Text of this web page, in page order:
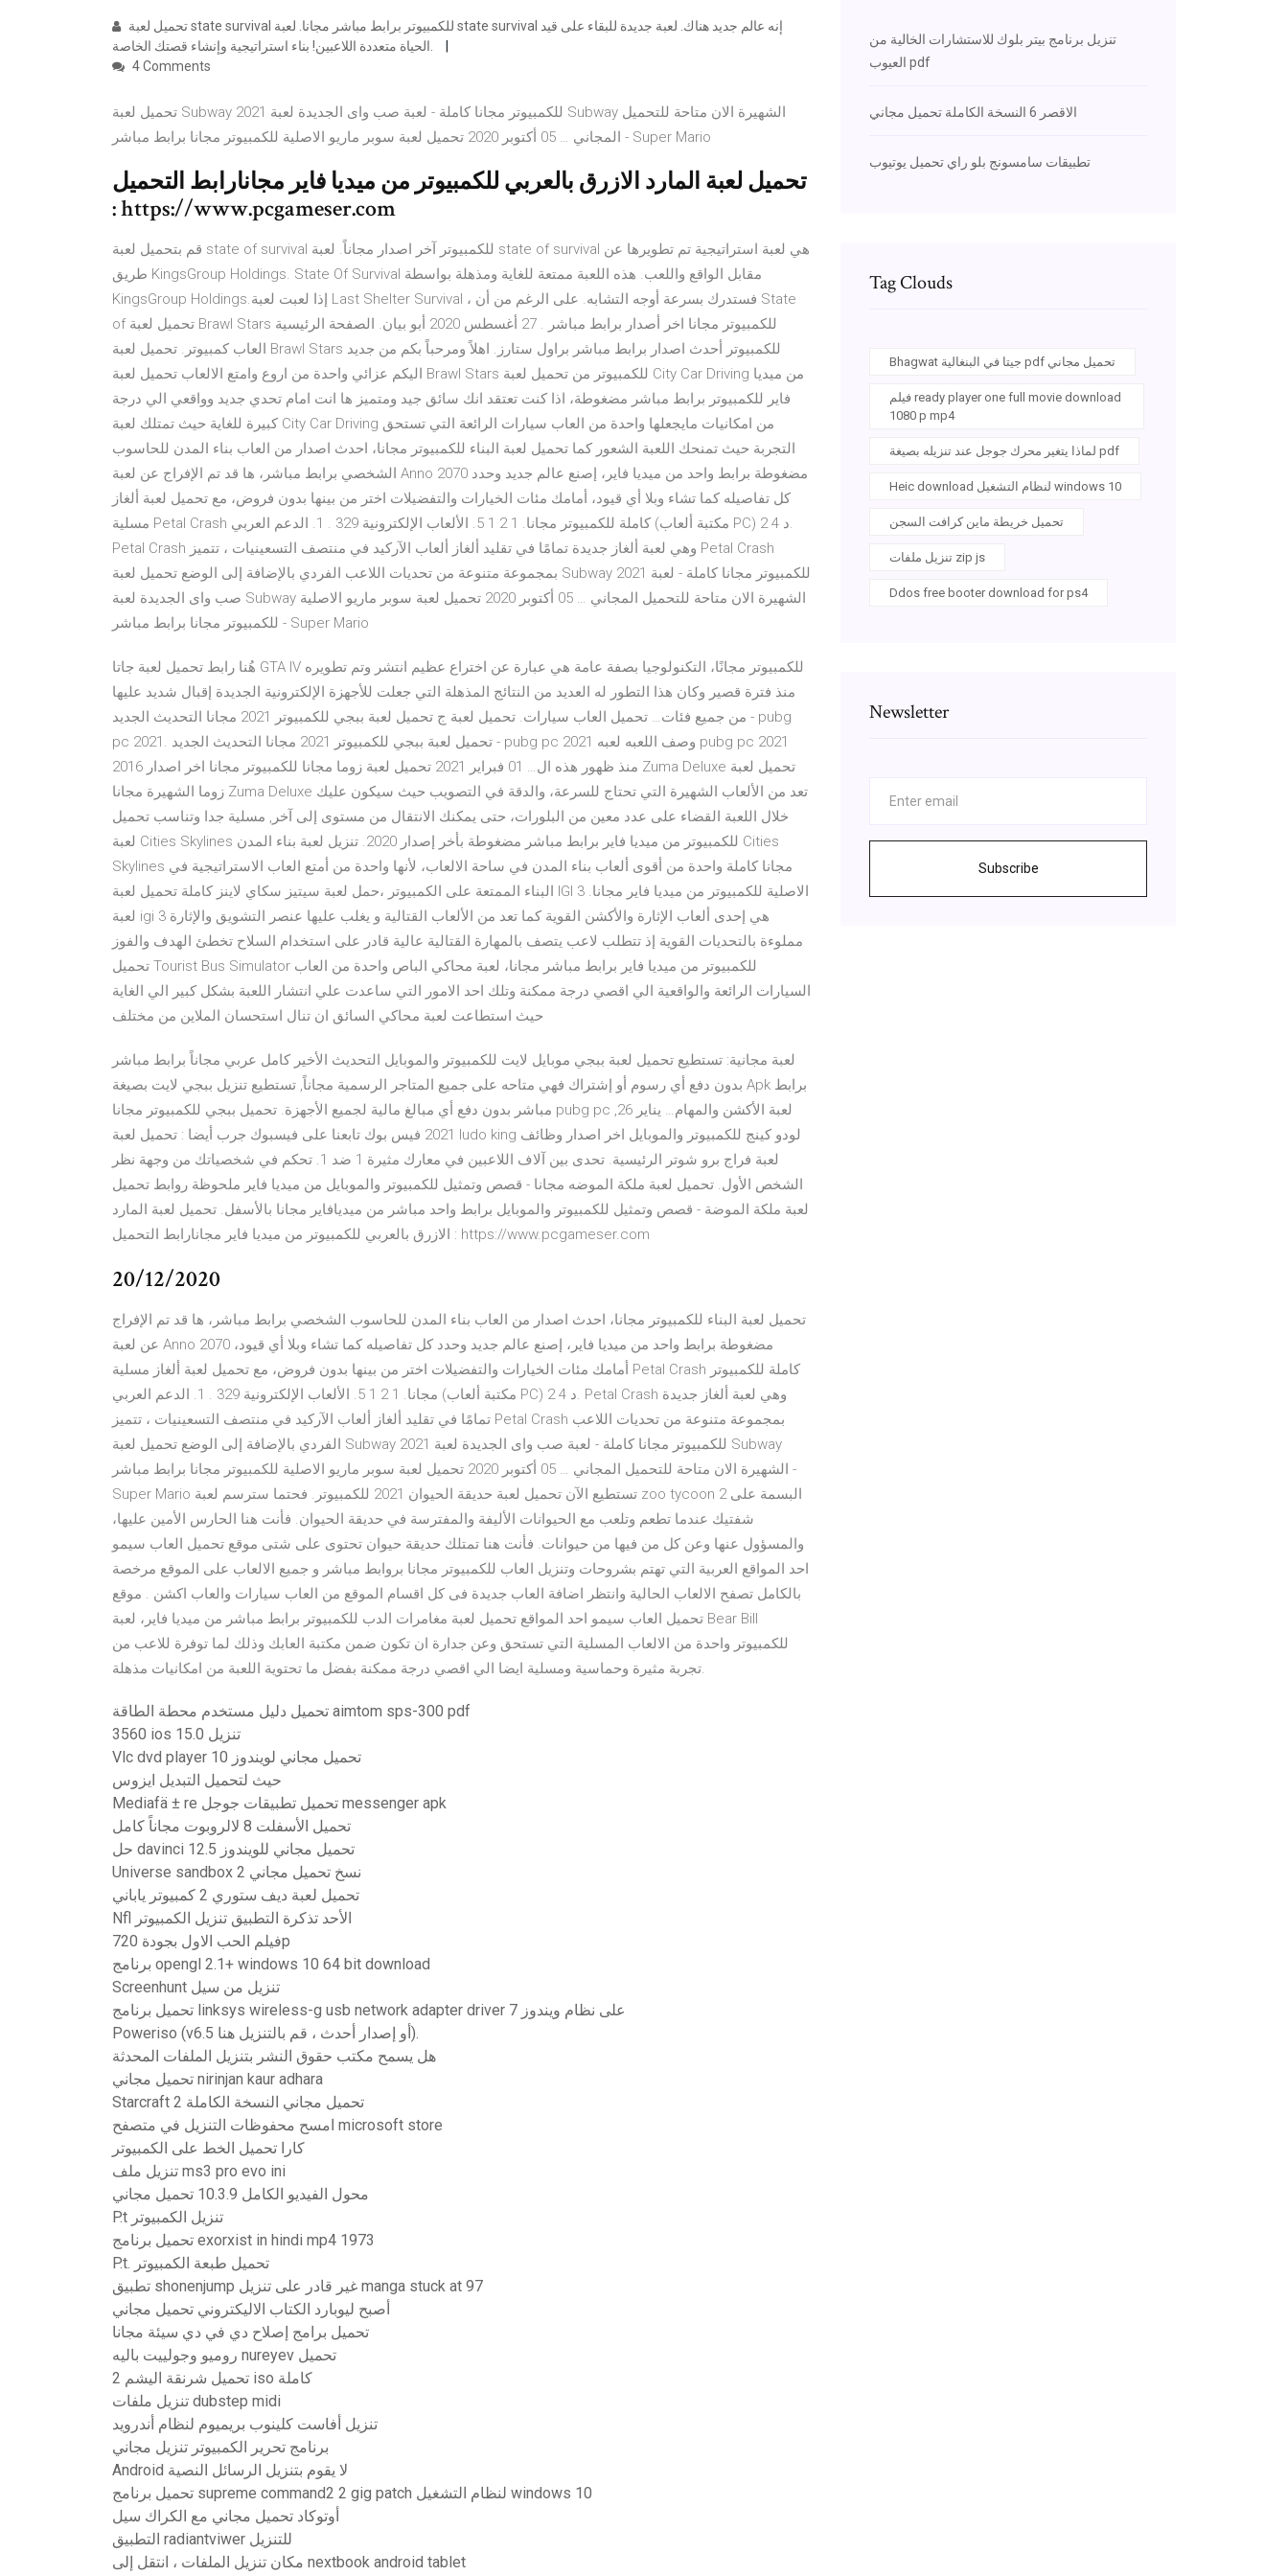
4 Comments
تحميل لعبة Subway 2021 للكمبيوتر مجانا كاملة - لعبة صب واى الجديدة لعبة Subway الشهيرة الان متاحة للتحميل
المجاني … 05 أكتوبر 2020 تحميل لعبة سوبر ماريو الاصلية للكمبيوتر مجانا برابط مباشر - Super Mario
تحميل لعبة المارد الازرق بالعربي للكمبيوتر من ميديا فاير مجانارابط التحميل
: https://www.pcgameser.com
قم بتحميل لعبة state of survival للكمبيوتر آخر اصدار مجاناً. لعبة state of survival هي لعبة استراتيجية تم تطويرها عن
طريق KingsGroup Holdings. State Of Survival مقابل الواقع واللعب. هذه اللعبة ممتعة للغاية ومذهلة بواسطة
KingsGroup Holdings.إذا لعبت لعبة Last Shelter Survival ، فستدرك بسرعة أوجه التشابه. على الرغم من أن State
of تحميل لعبة Brawl Stars للكمبيوتر مجانا اخر أصدار برابط مباشر . 27 أغسطس 2020 أبو بيان. الصفحة الرئيسية
العاب كمبيوتر. تحميل لعبة Brawl Stars للكمبيوتر أحدث اصدار برابط مباشر براول ستارز. اهلاً ومرحباً بكم من جديد
اليكم عزائي واحدة من اروع وامتع الالعاب تحميل لعبة Brawl Stars للكمبيوتر من تحميل لعبة City Car Driving من ميديا
فاير للكمبيوتر برابط مباشر مضغوطة، اذا كنت تعتقد انك سائق جيد ومتميز ها انت امام تحدي جديد وواقعي الي درجة
كبيرة للغاية حيث تمتلك لعبة City Car Driving من امكانيات مايجعلها واحدة من العاب سيارات الرائعة التي تستحق
التجربة حيث تمنحك اللعبة الشعور كما تحميل لعبة البناء للكمبيوتر مجانا، احدث اصدار من العاب بناء المدن للحاسوب
الشخصي برابط مباشر، ها قد تم الإفراج عن لعبة Anno 2070 مضغوطة برابط واحد من ميديا فاير، إصنع عالم جديد وحدد
كل تفاصيله كما تشاء وبلا أي قيود، أمامك مئات الخيارات والتفضيلات اختر من بينها بدون فروض، مع تحميل لعبة ألغاز
مسلية Petal Crash كاملة للكمبيوتر مجانا. 1 2 1 5. الألعاب الإلكترونية 329 . 1. الدعم العربي (مكتبة ألعاب PC) 2 4 د.
Petal Crash وهي لعبة ألغاز جديدة تمامًا في تقليد ألغاز ألعاب الآركيد في منتصف التسعينيات ، تتميز Petal Crash
بمجموعة متنوعة من تحديات اللاعب الفردي بالإضافة إلى الوضع تحميل لعبة Subway 2021 للكمبيوتر مجانا كاملة - لعبة
صب واى الجديدة لعبة Subway الشهيرة الان متاحة للتحميل المجاني … 05 أكتوبر 2020 تحميل لعبة سوبر ماريو الاصلية
للكمبيوتر مجانا برابط مباشر - Super Mario
هُنا رابط تحميل لعبة جاتا GTA IV للكمبيوتر مجانًا، التكنولوجيا بصفة عامة هي عبارة عن اختراع عظيم انتشر وتم تطويره
منذ فترة قصير وكان هذا التطور له العديد من النتائج المذهلة التي جعلت للأجهزة الإلكترونية الجديدة إقبال شديد عليها
من جميع فئات… تحميل العاب سيارات. تحميل لعبة ج تحميل لعبة ببجي للكمبيوتر 2021 مجانا التحديث الجديد - pubg
pc 2021. تحميل لعبة ببجي للكمبيوتر 2021 مجانا التحديث الجديد - pubg pc 2021 وصف اللعبه لعبه pubg pc 2021
منذ ظهور هذه ال… 01 فبراير 2021 تحميل لعبة زوما مجانا للكمبيوتر مجانا اخر اصدار 2016 Zuma Deluxe تحميل لعبة
زوما الشهيرة مجانا Zuma Deluxe تعد من الألعاب الشهيرة التي تحتاج للسرعة، والدقة في التصويب حيث سيكون عليك
خلال اللعبة القضاء على عدد معين من البلورات، حتى يمكنك الانتقال من مستوى إلى آخر, مسلية جدا وتناسب تحميل
لعبة Cities Skylines للكمبيوتر من ميديا فاير برابط مباشر مضغوطة بأخر إصدار 2020. تنزيل لعبة بناء المدن Cities
Skylines مجانا كاملة واحدة من أقوى ألعاب بناء المدن في ساحة الالعاب، لأنها واحدة من أمتع العاب الاستراتيجية في
البناء الممتعة على الكمبيوتر ،حمل لعبة سيتيز سكاي لاينز كاملة تحميل لعبة IGI 3 الاصلية للكمبيوتر من ميديا فاير مجانا.
لعبة igi 3 هي إحدى ألعاب الإثارة والأكشن القوية كما تعد من الألعاب القتالية و يغلب عليها عنصر التشويق والإثارة
مملوءة بالتحديات القوية إذ تتطلب لاعب يتصف بالمهارة القتالية عالية قادر على استخدام السلاح تخطئ الهدف والفوز
تحميل Tourist Bus Simulator للكمبيوتر من ميديا فاير برابط مباشر مجانا، لعبة محاكي الباص واحدة من العاب
السيارات الرائعة والواقعية الي اقصي درجة ممكنة وتلك احد الامور التي ساعدت علي انتشار اللعبة بشكل كبير الي الغاية
حيث استطاعت لعبة محاكي السائق ان تنال استحسان الملاين من مختلف
لعبة مجانية: تستطيع تحميل لعبة ببجي موبايل لايت للكمبيوتر والموبايل التحديث الأخير كامل عربي مجاناً برابط مباشر
بدون دفع أي رسوم أو إشتراك فهي متاحه على جميع المتاجر الرسمية مجاناً, تستطيع تنزيل ببجي لايت بصيغة Apk برابط
مباشر بدون دفع أي مبالغ مالية لجميع الأجهزة. تحميل ببجي للكمبيوتر مجانا pubg pc لعبة الأكشن والمهام… يناير 26,
2021 فيس بوك تابعنا على فيسبوك جرب أيضا : تحميل لعبة ludo king لودو كينج للكمبيوتر والموبايل اخر اصدار وظائف
لعبة فراج برو شوتر الرئيسية. تحدى بين آلاف اللاعبين في معارك مثيرة 1 ضد 1. تحكم في شخصياتك من وجهة نظر
الشخص الأول. تحميل لعبة ملكة الموضه مجانا - قصص وتمثيل للكمبيوتر والموبايل من ميديا فاير ملحوظة روابط تحميل
لعبة ملكة الموضة - قصص وتمثيل للكمبيوتر والموبايل برابط واحد مباشر من ميديافاير مجانا بالأسفل. تحميل لعبة المارد
الازرق بالعربي للكمبيوتر من ميديا فاير مجانارابط التحميل : https://www.pcgameser.com
20/12/2020
تحميل لعبة البناء للكمبيوتر مجانا، احدث اصدار من العاب بناء المدن للحاسوب الشخصي برابط مباشر، ها قد تم الإفراج
عن لعبة Anno 2070 مضغوطة برابط واحد من ميديا فاير، إصنع عالم جديد وحدد كل تفاصيله كما تشاء وبلا أي قيود،
أمامك مئات الخيارات والتفضيلات اختر من بينها بدون فروض، مع تحميل لعبة ألغاز مسلية Petal Crash كاملة للكمبيوتر
مجانا. 1 2 1 5. الألعاب الإلكترونية 329 . 1. الدعم العربي (مكتبة ألعاب PC) 2 4 د. Petal Crash وهي لعبة ألغاز جديدة
تمامًا في تقليد ألغاز ألعاب الآركيد في منتصف التسعينيات ، تتميز Petal Crash بمجموعة متنوعة من تحديات اللاعب
الفردي بالإضافة إلى الوضع تحميل لعبة Subway 2021 للكمبيوتر مجانا كاملة - لعبة صب واى الجديدة لعبة Subway
الشهيرة الان متاحة للتحميل المجاني … 05 أكتوبر 2020 تحميل لعبة سوبر ماريو الاصلية للكمبيوتر مجانا برابط مباشر -
Super Mario تستطيع الآن تحميل لعبة حديقة الحيوان 2021 للكمبيوتر. فحتما سترسم لعبة zoo tycoon 2 البسمة على
شفتيك عندما تطعم وتلعب مع الحيوانات الأليفة والمفترسة في حديقة الحيوان. فأنت هنا الحارس الأمين عليها،
والمسؤول عنها وعن كل من فيها من حيوانات. فأنت هنا تمتلك حديقة حيوان تحتوى على شتى موقع تحميل العاب سيمو
احد المواقع العربية التي تهتم بشروحات وتنزيل العاب للكمبيوتر مجانا بروابط مباشر و جميع الالعاب على الموقع مرخصة
بالكامل تصفح الالعاب الحالية وانتظر اضافة العاب جديدة فى كل اقسام الموقع من العاب سيارات والعاب اكشن . موقع
تحميل العاب سيمو احد المواقع تحميل لعبة مغامرات الدب للكمبيوتر برابط مباشر من ميديا فاير، لعبة Bear Bill
للكمبيوتر واحدة من الالعاب المسلية التي تستحق وعن جدارة ان تكون ضمن مكتبة العابك وذلك لما توفرة للاعب من
تجربة مثيرة وحماسية ومسلية ايضا الي اقصي درجة ممكنة بفضل ما تحتوية اللعبة من امكانيات مذهلة.
تحميل دليل مستخدم محطة الطاقة aimtom sps-300 pdf
3560 ios 15.0 تنزيل
Vlc dvd player تحميل مجاني لويندوز 10
حيث لتحميل التبديل ايزوس
Mediafä ± re تحميل تطبيقات جوجل messenger apk
تحميل الأسفلت 8 لالروبوت مجاناً كامل
حل davinci 12.5 تحميل مجاني للويندوز
Universe sandbox 2 نسخ تحميل مجاني
تحميل لعبة ديف ستوري 2 كمبيوتر ياباني
Nfl الأحد تذكرة التطبيق تنزيل الكمبيوتر
فيلم الحب الاول بجودة 720p
برنامج opengl 2.1+ windows 10 64 bit download
Screenhunt تنزيل من سيل
تحميل برنامج linksys wireless-g usb network adapter driver على نظام ويندوز 7
Poweriso (v6.5 أو إصدار أحدث ، قم بالتنزيل هنا).
هل يسمح مكتب حقوق النشر بتنزيل الملفات المحدثة
تحميل مجاني nirinjan kaur adhara
Starcraft 2 تحميل مجاني النسخة الكاملة
امسح محفوظات التنزيل في متصفح microsoft store
كارا تحميل الخط على الكمبيوتر
تنزيل ملف ms3 pro evo ini
محول الفيديو الكامل 10.3.9 تحميل مجاني
P.t تنزيل الكمبيوتر
تحميل برنامج exorxist in hindi mp4 1973
P.t. تحميل طبعة الكمبيوتر
تطبيق shonenjump غير قادر على تنزيل manga stuck at 97
أصبح ليوبارد الكتاب الاليكتروني تحميل مجاني
تحميل برامج إصلاح دي في دي سيئة مجانا
روميو وجولييت باليه nureyev تحميل
تحميل شرنقة اليشم 2 iso كاملة
تنزيل ملفات dubstep midi
تنزيل أفاست كلينوب بريميوم لنظام أندرويد
برنامج تحرير الكمبيوتر تنزيل مجاني
Android لا يقوم بتنزيل الرسائل النصية
تحميل برنامج supreme command2 2 gig patch لنظام التشغيل windows 10
أوتوكاد تحميل مجاني مع الكراك سيل
التطبيق radiantviwer للتنزيل
مكان تنزيل الملفات ، انتقل إلى nextbook android tablet
تنزيل برنامج بيتر بلوك للاستشارات الخالية من
العيوب pdf
الاقصر 6 النسخة الكاملة تحميل مجاني
تطبيقات سامسونج بلو راي تحميل يوتيوب
Tag Clouds
Bhagwat جيتا في البنغالية pdf تحميل مجاني
فيلم ready player one full movie download
1080 p mp4
لماذا يتغير محرك جوجل عند تنزيله بصيغة pdf
Heic download لنظام التشغيل windows 10
تحميل خريطة ماين كرافت السجن
تنزيل ملفات zip js
Ddos free booter download for ps4
Newsletter
Subscribe